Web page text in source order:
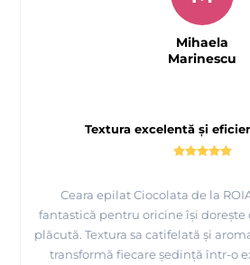
Textura excelentă și
Ceara epilat Ciocolata de la
fantastică pentru oricine își dorește
plăcută. Textura sa catifelată și
transformă fiecare ședință într-o
Mihaela
Marinescu